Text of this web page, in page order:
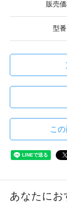
販売
型番
こ
あなたにお